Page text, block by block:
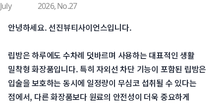
July
2026, No.27
안녕하세요. 선진뷰티사이언스입니다.
립밤은 하루에도 수차례 덧바르며 사용하는 대표적인 생활
밀착형 화장품입니다. 특히 자외선 차단 기능이 포함된 립밤은
입술을 보호하는 동시에 일정량이 무심코 섭취될 수 있다는
점에서, 다른 화장품보다 원료의 안전성이 더욱 중요하게